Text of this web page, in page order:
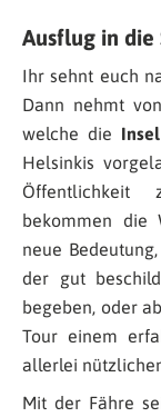
Ausflug in die
Ihr sehnt euch
Dann nehmt
welche die
Helsinkis
Öffentlichkeit
bekommen die
neue
der gut
begeben, oder
Tour einem
allerlei
Mit der Fähre